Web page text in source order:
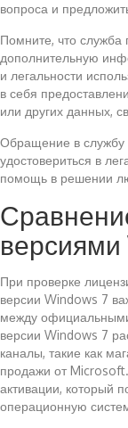
вопроса и
Помните, что служба
дополнительную
и легальности
в себя
или других данных,
Обращение в
удостовериться в
помощь в решении
При проверке
версии Windows 7
между
версии Windows 7
каналы, такие как
продажи от
активации, который
операционную